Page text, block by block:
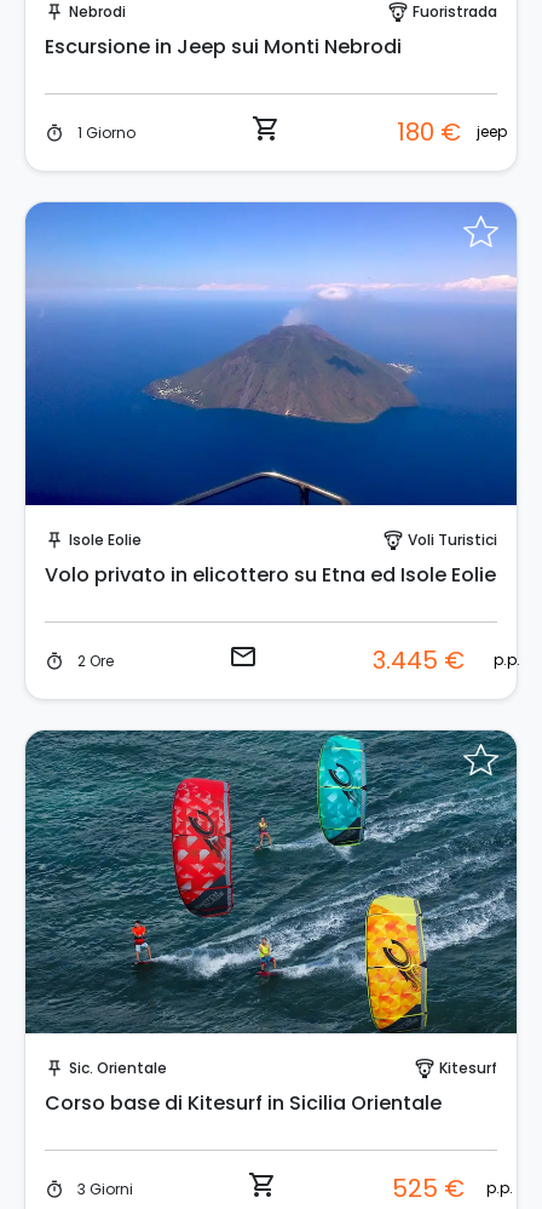
push_pin Nebrodi paragliding Fuoristrada
Escursione in Jeep sui Monti Nebrodi
timer 1 Giorno shopping_cart 180 € jeep
push_pin Isole Eolie paragliding Voli Turistici
Volo privato in elicottero su Etna ed Isole Eolie
timer 2 Ore email 3.445 € p.p.
push_pin Sic. Orientale paragliding Kitesurf
Corso base di Kitesurf in Sicilia Orientale
timer 3 Giorni shopping_cart 525 € p.p.